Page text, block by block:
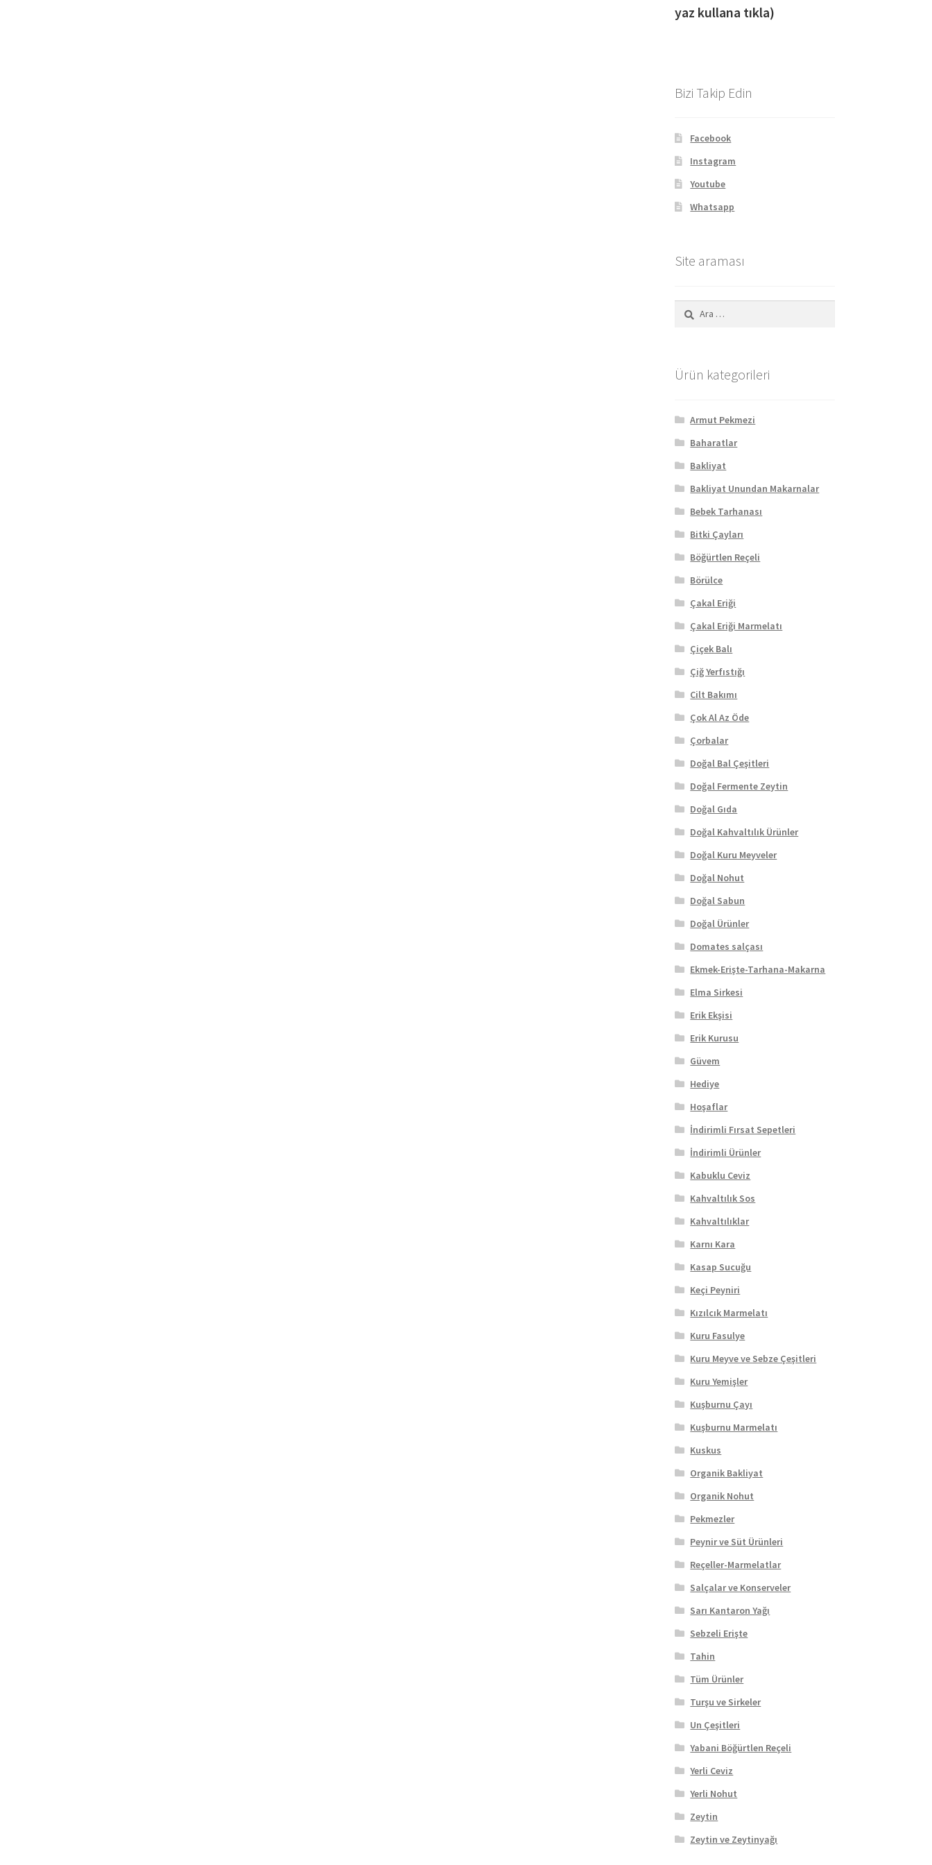
yaz kullana tıkla)
Bizi Takip Edin
Facebook
Instagram
Youtube
Whatsapp
Site araması
Arama:
Ürün kategorileri
Armut Pekmezi
Baharatlar
Bakliyat
Bakliyat Unundan Makarnalar
Bebek Tarhanası
Bitki Çayları
Böğürtlen Reçeli
Börülce
Çakal Eriği
Çakal Eriği Marmelatı
Çiçek Balı
Çiğ Yerfıstığı
Cilt Bakımı
Çok Al Az Öde
Çorbalar
Doğal Bal Çeşitleri
Doğal Fermente Zeytin
Doğal Gıda
Doğal Kahvaltılık Ürünler
Doğal Kuru Meyveler
Doğal Nohut
Doğal Sabun
Doğal Ürünler
Domates salçası
Ekmek-Erişte-Tarhana-Makarna
Elma Sirkesi
Erik Ekşisi
Erik Kurusu
Güvem
Hediye
Hoşaflar
İndirimli Fırsat Sepetleri
İndirimli Ürünler
Kabuklu Ceviz
Kahvaltılık Sos
Kahvaltılıklar
Karnı Kara
Kasap Sucuğu
Keçi Peyniri
Kızılcık Marmelatı
Kuru Fasulye
Kuru Meyve ve Sebze Çeşitleri
Kuru Yemişler
Kuşburnu Çayı
Kuşburnu Marmelatı
Kuskus
Organik Bakliyat
Organik Nohut
Pekmezler
Peynir ve Süt Ürünleri
Reçeller-Marmelatlar
Salçalar ve Konserveler
Sarı Kantaron Yağı
Sebzeli Erişte
Tahin
Tüm Ürünler
Turşu ve Sirkeler
Un Çeşitleri
Yabani Böğürtlen Reçeli
Yerli Ceviz
Yerli Nohut
Zeytin
Zeytin ve Zeytinyağı